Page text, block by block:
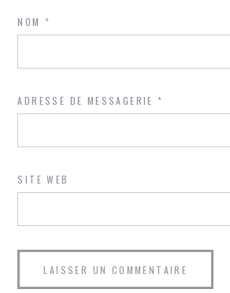
NOM*
ADRESSE DE MESSAGERIE*
SITE WEB